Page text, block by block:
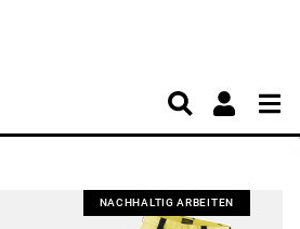
NACHHALTIG ARBEITEN